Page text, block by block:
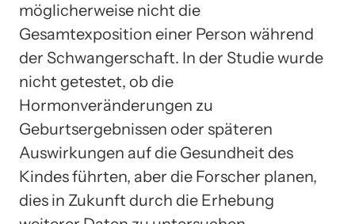
möglicherweise nicht die
Gesamtexposition einer Person während
der Schwangerschaft. In der Studie wurde
nicht getestet, ob die
Hormonveränderungen zu
Geburtsergebnissen oder späteren
Auswirkungen auf die Gesundheit des
Kindes führten, aber die Forscher planen,
dies in Zukunft durch die Erhebung